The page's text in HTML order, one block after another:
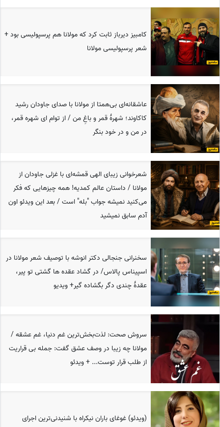
کامبیز دیرباز ثابت کرد که مولانا هم پرسپولیسی بود +
شعر پرسپولیسی مولانا
عاشقانه‌ای بی‌همتا از مولانا با صدای جاودان رشید
کاکاوند؛ شهرهٔ قمر و باغِ من / از توام ای شهره قمر،
در من و در خود بنگر
شعرخوانی زیبای الهی قمشه‌ای با غزلی جاودان از
مولانا / داستان عالم کمدیه! همه چیزهایی که فکر
می‌کنید نمیشه جواب "بله" است / بعد این ویدئو اون
آدم سابق نمیشید
سخنرانی جنجالی دکتر انوشه با توصیف شعر مولانا در
اسپیناس پالاس/ در گشاد عقده ها گشتی تو پیر،
عقدهٔ چندی دگر بگشاده گیر+ ویدیو
سروش صحت: لذت‌بخش‌ترین غم دنیا، غم عشقه /
مولانا چه زیبا در وصف عشق گفت: جمله بی قراریت
از طلب قرار توست... + ویدئو
(ویدئو) غوغای باران نیکراه با شنیدنی‌ترین اجرای